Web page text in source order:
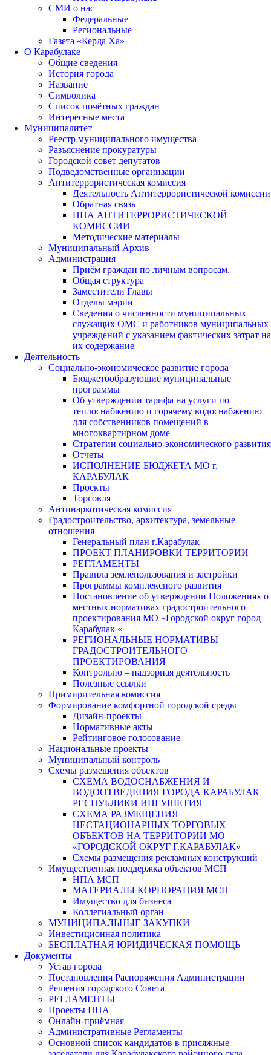
СМИ о нас
Федеральные
Региональные
Газета «Керда Ха»
О Карабулаке
Общие сведения
История города
Название
Символика
Список почётных граждан
Интересные места
Муниципалитет
Реестр муниципального имущества
Разъяснение прокуратуры
Городской совет депутатов
Подведомственные организации
Антитеррористическая комиссия
Деятельность Антитеррористической комиссии
Обратная связь
НПА АНТИТЕРРОРИСТИЧЕСКОЙ
КОМИССИИ
Методические материалы
Муниципальный Архив
Администрация
Приём граждан по личным вопросам.
Общая структура
Заместители Главы
Отделы мэрии
Сведения о численности муниципальных
служащих ОМС и работников муниципальных
учреждений с указанием фактических затрат на
их содержание
Деятельность
Социально-экономическое развитие города
Бюджетообразующие муниципальные
программы
Об утверждении тарифа на услуги по
теплоснабжению и горячему водоснабжению
для собственников помещений в
многоквартирном доме
Стратегии социально-экономического развития
Отчеты
ИСПОЛНЕНИЕ БЮДЖЕТА МО г.
КАРАБУЛАК
Проекты
Торговля
Антинаркотическая комиссия
Градостроительство, архитектура, земельные
отношения
Генеральный план г.Карабулак
ПРОЕКТ ПЛАНИРОВКИ ТЕРРИТОРИИ
РЕГЛАМЕНТЫ
Правила землепользования и застройки
Программы комплексного развития
Постановление об утверждении Положениях о
местных нормативах градостроительного
проектирования МО «Городской округ город
Карабулак «
РЕГИОНАЛЬНЫЕ НОРМАТИВЫ
ГРАДОСТРОИТЕЛЬНОГО
ПРОЕКТИРОВАНИЯ
Контрольно – надзорная деятельность
Полезные ссылки
Примирительная комиссия
Формирование комфортной городской среды
Дизайн-проекты
Нормативные акты
Рейтинговое голосование
Национальные проекты
Муниципальный контроль
Схемы размещения объектов
СХЕМА ВОДОСНАБЖЕНИЯ И
ВОДООТВЕДЕНИЯ ГОРОДА КАРАБУЛАК
РЕСПУБЛИКИ ИНГУШЕТИЯ
СХЕМА РАЗМЕЩЕНИЯ
НЕСТАЦИОНАРНЫХ ТОРГОВЫХ
ОБЪЕКТОВ НА ТЕРРИТОРИИ МО
«ГОРОДСКОЙ ОКРУГ Г.КАРАБУЛАК»
Схемы размещения рекламных конструкций
Имущественная поддержка объектов МСП
НПА МСП
МАТЕРИАЛЫ КОРПОРАЦИЯ МСП
Имущество для бизнеса
Коллегиальный орган
МУНИЦИПАЛЬНЫЕ ЗАКУПКИ
Инвестиционная политика
БЕСПЛАТНАЯ ЮРИДИЧЕСКАЯ ПОМОЩЬ
Документы
Устав города
Постановления Распоряжения Администрации
Решения городского Совета
РЕГЛАМЕНТЫ
Проекты НПА
Онлайн-приёмная
Административные Регламенты
Основной список кандидатов в присяжные